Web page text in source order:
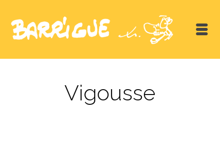
Vigousse